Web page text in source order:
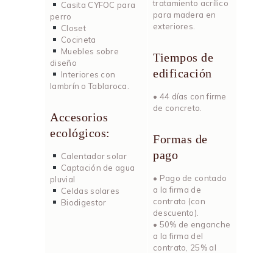
Casita CYFOC para
perro
Closet
Cocineta
Muebles sobre
diseño
Interiores con
lambrín o Tablaroca.
Accesorios
ecológicos:
Calentador solar
Captación de agua
pluvial
Celdas solares
Biodigestor
tratamiento acrílico
para madera en
exteriores.
Tiempos de
edificación
• 44 días con firme
de concreto.
Formas de
pago
• Pago de contado
a la firma de
contrato (con
descuento).
• 50% de enganche
a la firma del
contrato, 25% al